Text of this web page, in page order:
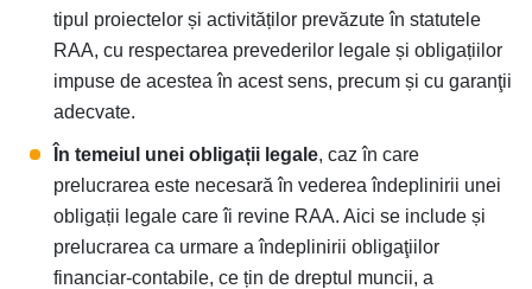
tipul proiectelor și activităților prevăzute în statutele
RAA, cu respectarea prevederilor legale și obligațiilor
impuse de acestea în acest sens, precum și cu garanţii
adecvate.
În temeiul unei obligații legale, caz în care
prelucrarea este necesară în vederea îndeplinirii unei
obligații legale care îi revine RAA. Aici se include și
prelucrarea ca urmare a îndeplinirii obligaţiilor
financiar-contabile, ce țin de dreptul muncii, a